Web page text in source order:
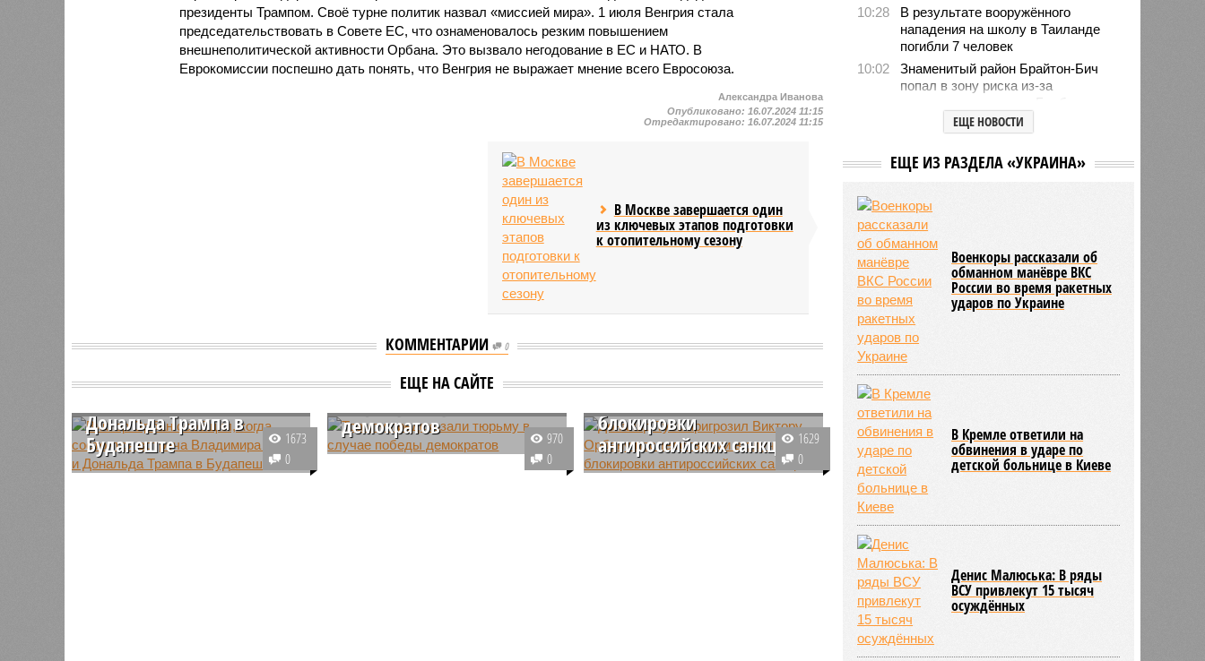
президенты Трампом. Своё турне политик назвал «миссией мира». 1 июля Венгрия стала
председательствовать в Совете ЕС, что ознаменовалось резким повышением
внешнеполитической активности Орбана. Это вызвало негодование в ЕС и НАТО. В
Еврокомиссии поспешно дать понять, что Венгрия не выражает мнение всего Евросоюза.
Александра Иванова
Опубликовано: 16.07.2024 11:15
Отредактировано: 16.07.2024 11:15
В Москве завершается один
из ключевых этапов подготовки
к отопительному сезону
КОММЕНТАРИИ 0
ЕЩЕ НА САЙТЕ
Виктор Орбан сообщил,
когда состоится встреча
Дональда Трампа в
Будапеште
Венгерский премьер обозначил
1673
0
Трампу предсказали
демократов
Бывший стратег Дональда
Трампа Стив Бэннон высказал
970
0
Дональд Туск пригрозил
Виктору Орбану
блокировки
антироссийских санкций
Польский премьер-министр
1629
0
10:28
В результате вооружённого
нападения на школу в Таиланде
погибли 7 человек
10:02
Знаменитый район Брайтон-Бич
попал в зону риска из-за
Хакеры добрались до переписки
Ленинградской и Калининградской
областям
09:42
футбола поддержала Инфантино
на фоне скандала
09:35
Трамп подписал новые указы
против гражданства по рождению и
«родильного туризма»
09:07
Волна самоубийств прокатилась в
киберкомандовании США на фоне
иранской войны
06/08
В Румынии заявили о неготовности
ЕЩЕ НОВОСТИ
НОВОСТИ ПАРТНЕРОВ
ЕЩЕ ИЗ РАЗДЕЛА «УКРАИНА»
обманном манёвре ВКС
детской больнице в Киеве